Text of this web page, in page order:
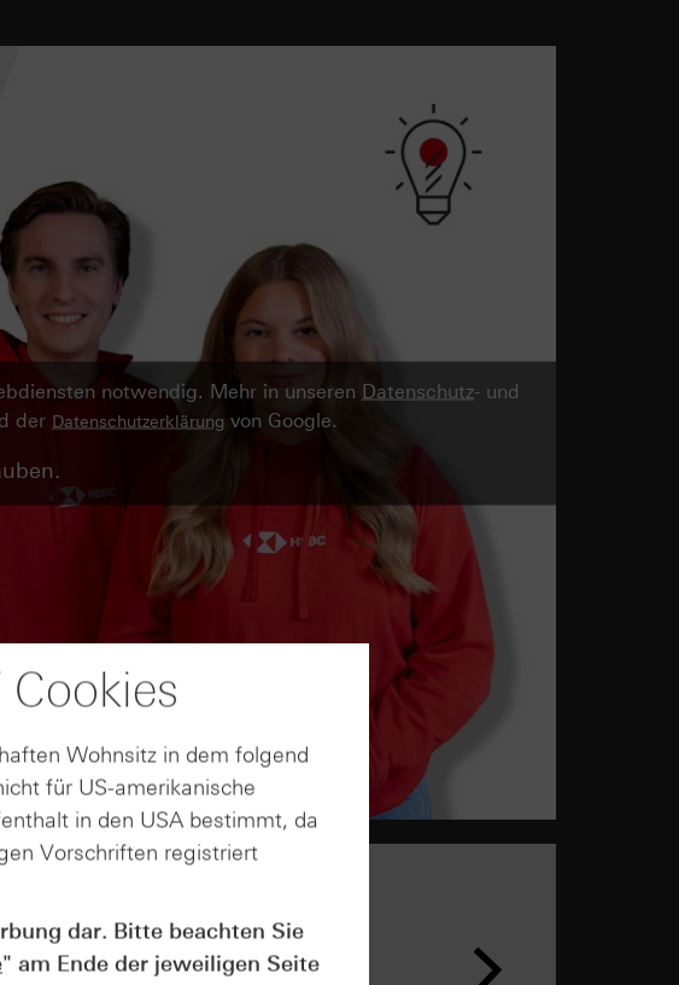
notwendig. Mehr in unseren Datenschutz- und
der Datenschutzerklärungvon Google.
in
Wohnsitz in dem folgend
für US-amerikanische
in den USA bestimmt, da
Vorschriften registriert
dar. Bitte beachten Sie
" am Ende der jeweiligen Seite